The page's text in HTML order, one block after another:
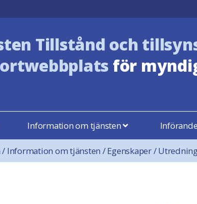
Tillstånd och
för
Information om tjänsten
/ Information om tjänsten /Egenskaper/